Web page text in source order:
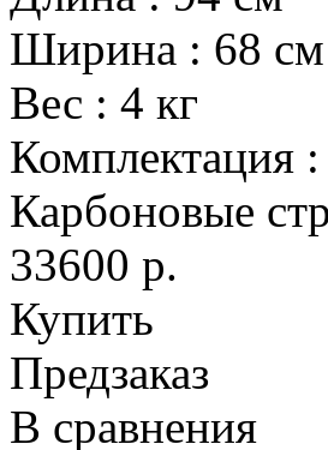
Ширина : 68 см
Вес : 4 кг
Комплектация :
Карбоновые
33600 р.
Купить
Предзаказ
В сравнения